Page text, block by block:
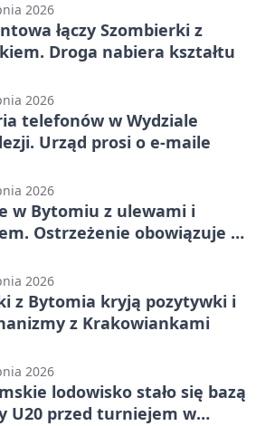
2026
łączy Szombierki z
Droga nabiera kształtu
2026
telefonów w Wydziale
Urząd prosi o e-maile
2026
w Bytomiu z ulewami i
Ostrzeżenie obowiązuje do
2026
z Bytomia kryją pozytywki i
z Krakowiankami
2026
lodowisko stało się bazą
U20 przed turniejem w